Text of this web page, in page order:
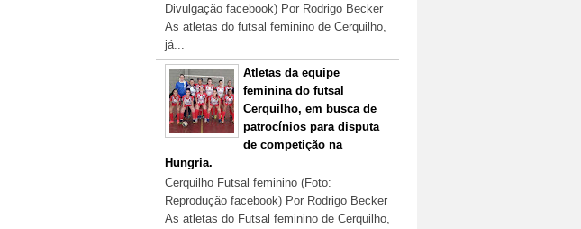
Divulgação facebook) Por Rodrigo Becker
As atletas do futsal feminino de Cerquilho,
já...
Atletas da equipe
feminina do futsal
Cerquilho, em busca de
patrocínios para disputa
de competição na
Hungria.
Cerquilho Futsal feminino (Foto:
Reprodução facebook) Por Rodrigo Becker
As atletas do Futsal feminino de Cerquilho,